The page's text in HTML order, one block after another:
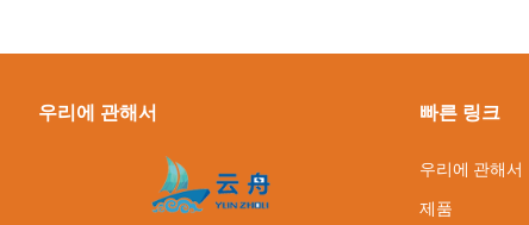
우리에 관해서 빠른 링크
우리에 관해서
제품